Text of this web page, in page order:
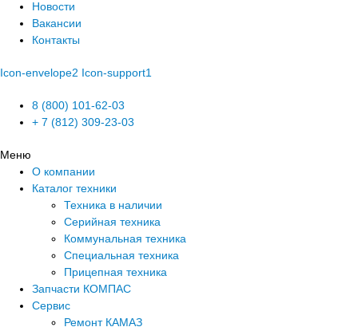
Новости
Вакансии
Контакты
Icon-envelope2 Icon-support1
8 (800) 101-62-03
+ 7 (812) 309-23-03
Меню
О компании
Каталог техники
Техника в наличии
Серийная техника
Коммунальная техника
Специальная техника
Прицепная техника
Запчасти КОМПАС
Сервис
Ремонт КАМАЗ